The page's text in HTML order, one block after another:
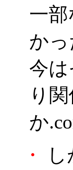
一
か
今
り
か
・